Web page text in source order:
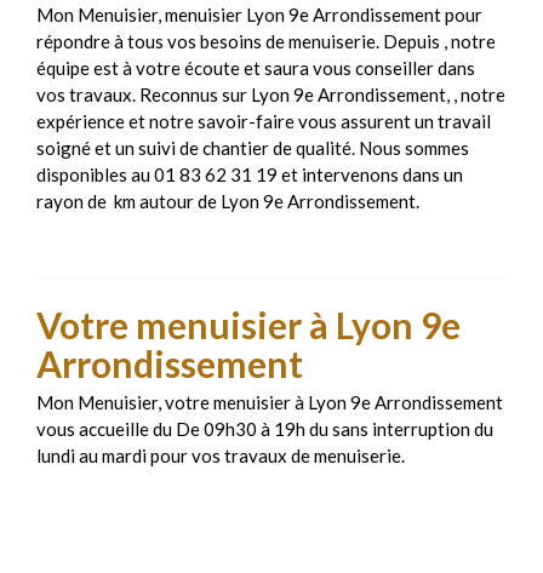
Mon Menuisier, menuisier Lyon 9e Arrondissement pour
répondre à tous vos besoins de menuiserie. Depuis , notre
équipe est à votre écoute et saura vous conseiller dans
vos travaux. Reconnus sur Lyon 9e Arrondissement, , notre
expérience et notre savoir-faire vous assurent un travail
soigné et un suivi de chantier de qualité. Nous sommes
disponibles au 01 83 62 31 19 et intervenons dans un
rayon de km autour de Lyon 9e Arrondissement.
Votre menuisier à Lyon 9e
Arrondissement
Mon Menuisier, votre menuisier à Lyon 9e Arrondissement
vous accueille du De 09h30 à 19h du sans interruption du
lundi au mardi pour vos travaux de menuiserie.